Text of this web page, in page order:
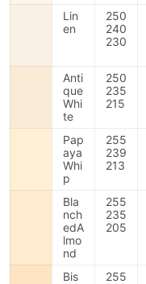
Lin
en
250
240
230
Anti
que
Whi
te
250
235
215
Pap
aya
Whi
p
255
239
213
Bla
nch
edA
lmo
nd
255
235
205
Bis
255